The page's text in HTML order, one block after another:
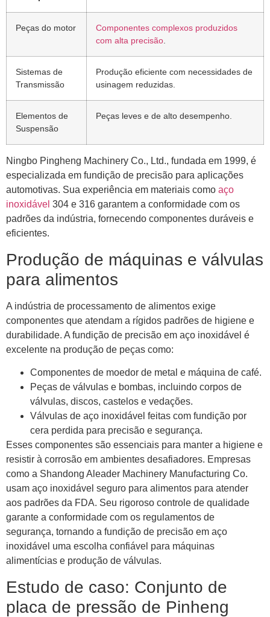
Peças do motor
Componentes complexos produzidos
com alta precisão.
Sistemas de
Transmissão
Produção eficiente com necessidades de
usinagem reduzidas.
Elementos de
Suspensão
Peças leves e de alto desempenho.
Ningbo Pingheng Machinery Co., Ltd., fundada em 1999, é
especializada em fundição de precisão para aplicações
automotivas. Sua experiência em materiais como aço
inoxidável 304 e 316 garantem a conformidade com os
padrões da indústria, fornecendo componentes duráveis ​​e
eficientes.
Produção de máquinas e válvulas
para alimentos
A indústria de processamento de alimentos exige
componentes que atendam a rígidos padrões de higiene e
durabilidade. A fundição de precisão em aço inoxidável é
excelente na produção de peças como:
Componentes de moedor de metal e máquina de café.
Peças de válvulas e bombas, incluindo corpos de
válvulas, discos, castelos e vedações.
Válvulas de aço inoxidável feitas com fundição por
cera perdida para precisão e segurança.
Esses componentes são essenciais para manter a higiene e
resistir à corrosão em ambientes desafiadores. Empresas
como a Shandong Aleader Machinery Manufacturing Co.
usam aço inoxidável seguro para alimentos para atender
aos padrões da FDA. Seu rigoroso controle de qualidade
garante a conformidade com os regulamentos de
segurança, tornando a fundição de precisão em aço
inoxidável uma escolha confiável para máquinas
alimentícias e produção de válvulas.
Estudo de caso: Conjunto de
placa de pressão de Pinheng